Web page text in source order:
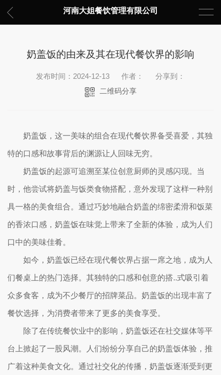
河南大姐餐饮管理有限公司
奶盖饭的由来及其在现代餐饮界的影响
发布时间：2024-12-13 作者：
分享到：
二维码分享
奶盖饭，这一美味的组合在现代餐饮界备受喜爱，其独
特的口感和故事背后的渊源让人回味无穷。
奶盖饭的起源可追溯至某位创意厨师的灵感闪现。当
时，他尝试将奶盖与饭类食物搭配，意外发现了这样一种别
具一格的美食组合。通过巧妙地融合奶盖的绵密柔滑和饭菜
的香浓口感，奶盖饭在味觉上带来了全新的体验，成为人们
口中的美味佳肴。
如今，奶盖饭已经在现代餐饮界占据一席之地，成为人
们餐桌上的热门选择。其独特的口感和创意的搭..式吸引着
众多食客，成为不少餐厅的招牌菜品。奶盖饭的出现丰富了
餐饮选择，为消费者带来了更多的美食享受。
除了在传统餐饮业中的影响，奶盖饭还在社交媒体等平
台上掀起了一股风潮。人们纷纷分享自己的奶盖饭体验，推
广着这种美食文化。通过社交化的传播，奶盖饭逐渐受到更